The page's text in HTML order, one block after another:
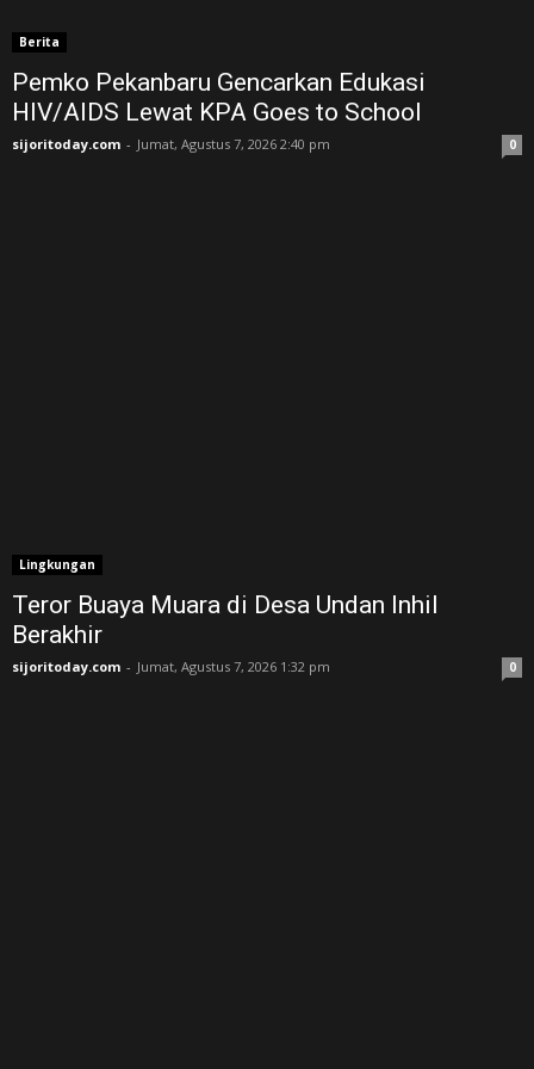
Berita
Pemko Pekanbaru Gencarkan Edukasi
HIV/AIDS Lewat KPA Goes to School
sijoritoday.com - Jumat, Agustus 7, 2026 2:40 pm 0
Lingkungan
Teror Buaya Muara di Desa Undan Inhil
Berakhir
sijoritoday.com - Jumat, Agustus 7, 2026 1:32 pm 0